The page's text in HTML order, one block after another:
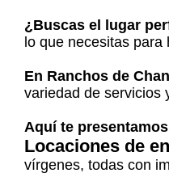
¿Buscas el lugar
lo que necesitas
En Ranchos de
variedad de servicios
Aquí te
Locaciones de
vírgenes, todas con